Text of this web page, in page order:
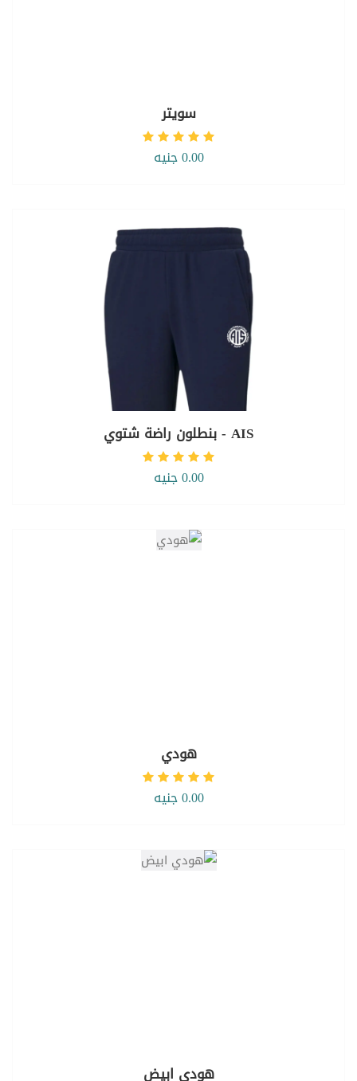
سويتر
0.00 جنيه
AIS - بنطلون راضة شتوي
0.00 جنيه
هودي
0.00 جنيه
هودي ابيض